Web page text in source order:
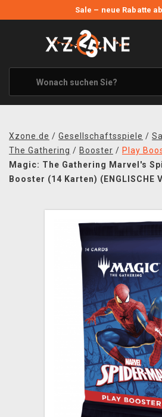
Sale – neue Rabatte
ANGEBOTE
ALLE MARKEN
XZONE ORIGINALS
KLEIDUNG & ACCESSOIRES
BÜCHER & COMICS
BRETT- UND KARTENSPIELE
Xzone.de / Gesellschaftsspiele /
The Gathering / Booster / Play
Magic: The Gathering Marvel's
Booster (14 Karten) (ENGLISCHE